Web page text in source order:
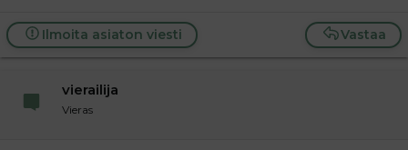
3.2 Kumm 10-11 --- 10 rajalle
5.4 vasemmassa alakulmassa Sto-Lag-Ale 8
vastasana? liittyy näiden "testaamiseen
Vastaa
Ilmoita asiaton viesti
vierailija
Vieras